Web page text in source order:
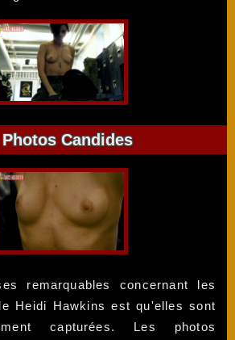
Candides
remarquables concernant les
Heidi Hawkins est qu'elles sont
capturées. Les photos